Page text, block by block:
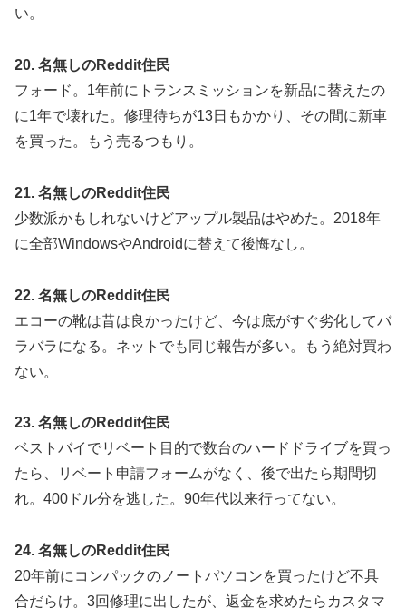
い。
20. 名無しのReddit住民
フォード。1年前にトランスミッションを新品に替えたの
に1年で壊れた。修理待ちが13日もかかり、その間に新車
を買った。もう売るつもり。
21. 名無しのReddit住民
少数派かもしれないけどアップル製品はやめた。2018年
に全部WindowsやAndroidに替えて後悔なし。
22. 名無しのReddit住民
エコーの靴は昔は良かったけど、今は底がすぐ劣化してバ
ラバラになる。ネットでも同じ報告が多い。もう絶対買わ
ない。
23. 名無しのReddit住民
ベストバイでリベート目的で数台のハードドライブを買っ
たら、リベート申請フォームがなく、後で出たら期間切
れ。400ドル分を逃した。90年代以来行ってない。
24. 名無しのReddit住民
20年前にコンパックのノートパソコンを買ったけど不具
合だらけ。3回修理に出したが、返金を求めたらカスタマ